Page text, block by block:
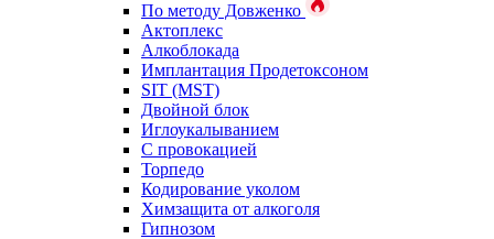
По методу Довженко
Актоплекс
Алкоблокада
Имплантация Продетоксоном
SIT (MST)
Двойной блок
Иглоукалыванием
С провокацией
Торпедо
Кодирование уколом
Химзащита от алкоголя
Гипнозом